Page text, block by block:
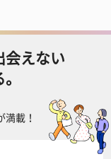
会えない
満載！